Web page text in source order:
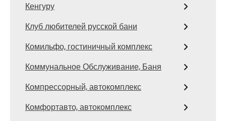
Кенгуру
Клуб любителей русской бани
Комильфо, гостиничный комплекс
Коммунальное Обслуживание, Баня
Компрессорный, автокомплекс
Комфортавто, автокомплекс